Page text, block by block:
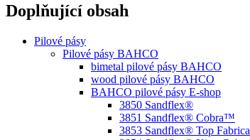
Doplňující obsah
Pilové pásy
Pilové pásy BAHCO
bimetal pilové pásy BAHCO
wood pilové pásy BAHCO
BAHCO pilové pásy E-shop
3850 Sandflex®
3851 Sandflex® Cobra™
3853 Sandflex® Top